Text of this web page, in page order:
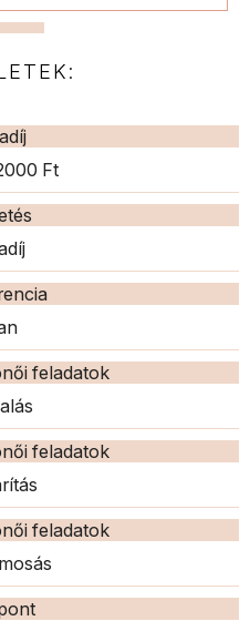
Ft
feladatok
feladatok
feladatok